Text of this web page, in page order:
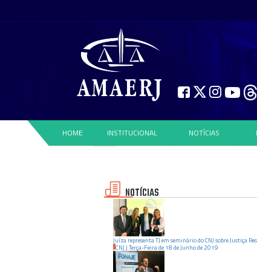
HOME INSTITUCIONAL NOTÍCIAS
NOTÍCIAS
Juíza representa TJ em seminário do CNJ sobre Justiça
CNJ | Terça-Feirade 18 de Junhode2019